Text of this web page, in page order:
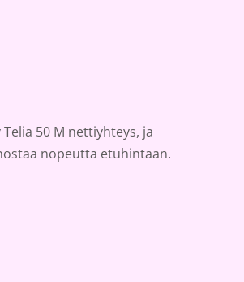
50 M nettiyhteys, ja
nopeutta etuhintaan.